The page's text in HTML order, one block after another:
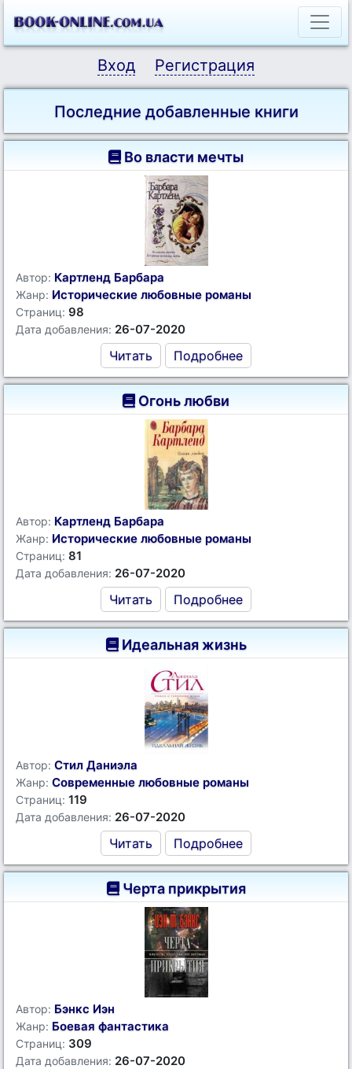
Вход Регистрация
Последние добавленные книги
Во власти мечты
Автор: Картленд Барбара
Жанр: Исторические любовные романы
Страниц: 98
Дата добавления: 26-07-2020
Читать Подробнее
Огонь любви
Автор: Картленд Барбара
Жанр: Исторические любовные романы
Страниц: 81
Дата добавления: 26-07-2020
Читать Подробнее
Идеальная жизнь
Автор: Стил Даниэла
Жанр: Современные любовные романы
Страниц: 119
Дата добавления: 26-07-2020
Читать Подробнее
Черта прикрытия
Автор: Бэнкс Иэн
Жанр: Боевая фантастика
Страниц: 309
Дата добавления: 26-07-2020